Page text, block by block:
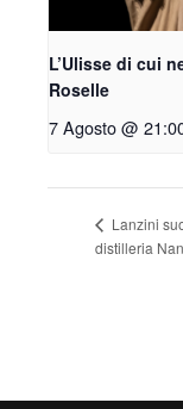
L’Ulisse di cui
Roselle
7 Agosto @
Lanzini
distilleria